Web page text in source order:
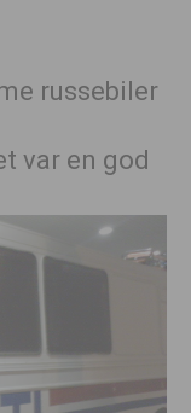
var en god